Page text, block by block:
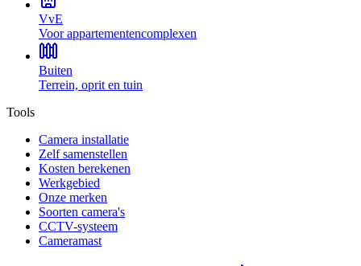
VvE
Voor appartementencomplexen
Buiten
Terrein, oprit en tuin
Tools
Camera installatie
Zelf samenstellen
Kosten berekenen
Werkgebied
Onze merken
Soorten camera's
CCTV-systeem
Cameramast